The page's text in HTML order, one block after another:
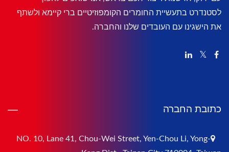
לסטנדרט בתעשיית החומרים הקומפוזיטיים ברי קיימא ולשתף
את הישגינו עם העובדים שלנו והחברה.
כתובת החברה
NO. 10, Lane 41, Chou-Wei Street, Yen-Chou Li, Yong-